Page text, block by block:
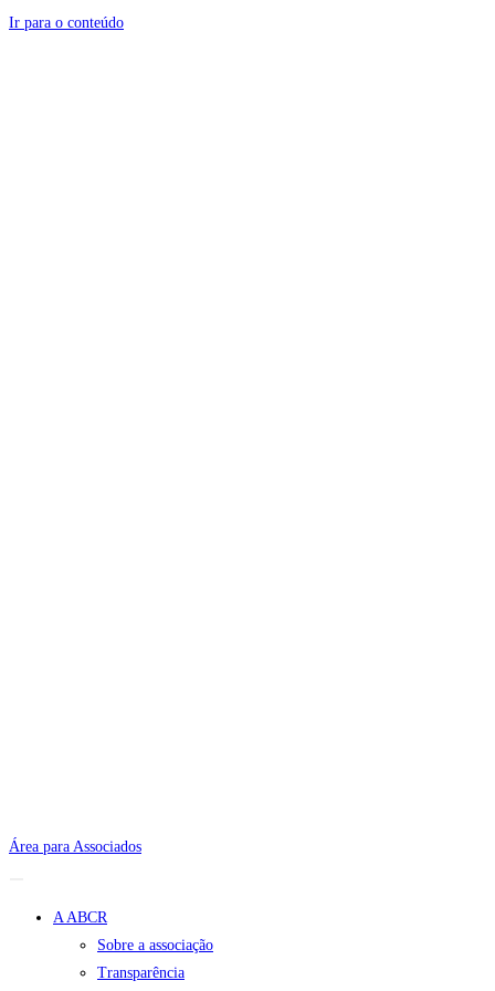
Ir para o conteúdo
Área para Associados
A ABCR
Sobre a associação
Transparência